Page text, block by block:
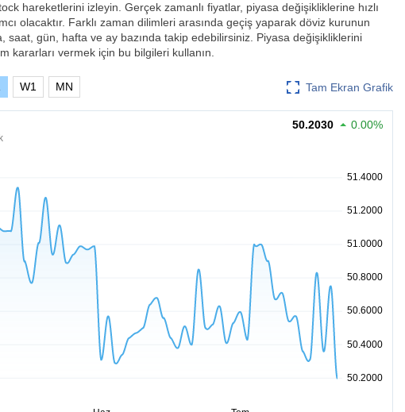
hareketlerini izleyin. Gerçek zamanlı fiyatlar, piyasa değişikliklerine hızlı
olacaktır. Farklı zaman dilimleri arasında geçiş yaparak döviz kurunun
saat, gün, hafta ve ay bazında takip edebilirsiniz. Piyasa değişikliklerini
kararları vermek için bu bilgileri kullanın.
Tam Ekran Grafik
W1 MN
50.2030 0.00%